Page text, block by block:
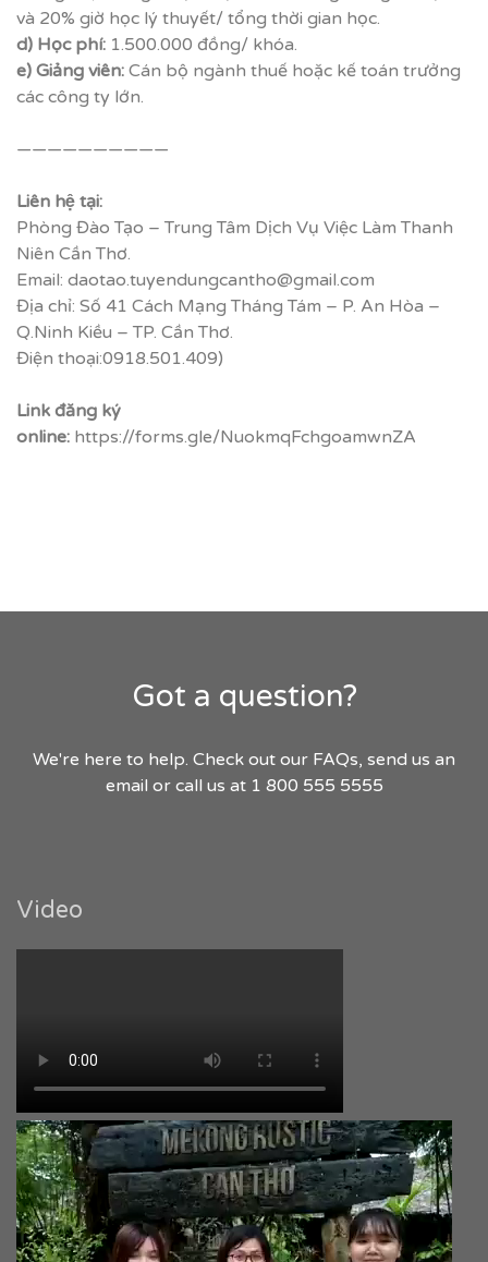
và 20% giờ học lý thuyết/ tổng thời gian học.
d) Học phí: 1.500.000 đồng/ khóa.
e) Giảng viên: Cán bộ ngành thuế hoặc kế toán trưởng
các công ty lớn.
——————————
Liên hệ tại:
Phòng Đào Tạo – Trung Tâm Dịch Vụ Việc Làm Thanh
Niên Cần Thơ.
Email: daotao.tuyendungcantho@gmail.com
Địa chỉ: Số 41 Cách Mạng Tháng Tám – P. An Hòa –
Q.Ninh Kiều – TP. Cần Thơ.
Điện thoại:0918.501.409)
Link đăng ký
online: https://forms.gle/NuokmqFchgoamwnZA
Got a question?
We're here to help. Check out our FAQs, send us an
email or call us at 1 800 555 5555
Video